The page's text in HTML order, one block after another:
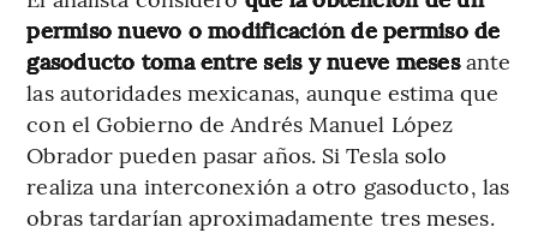
permiso nuevo o modificación de permiso de
gasoducto toma entre seis y nueve mesesante
las autoridades mexicanas, aunque estima que
con el Gobierno de Andrés Manuel López
Obrador pueden pasar años. Si Tesla solo
realiza una interconexión a otro gasoducto, las
obras tardarían aproximadamente tres meses.